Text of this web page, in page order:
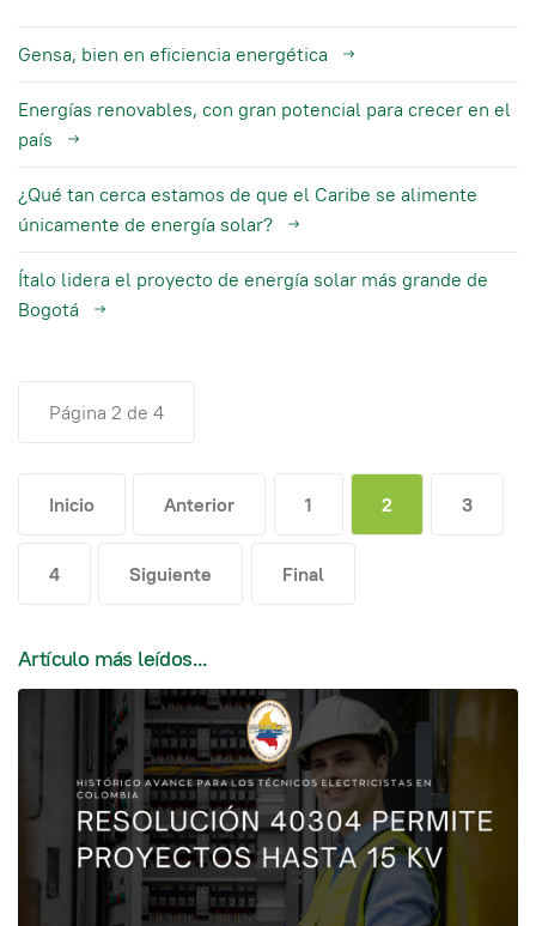
Gensa, bien en eficiencia energética
Energías renovables, con gran potencial para crecer en el
país
¿Qué tan cerca estamos de que el Caribe se alimente
únicamente de energía solar?
Ítalo lidera el proyecto de energía solar más grande de
Bogotá
Página 2 de 4
Inicio Anterior 1 2 3
4 Siguiente Final
Artículo más leídos...